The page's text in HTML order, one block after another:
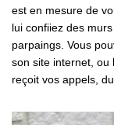
est en mesure de
lui confiiez des
parpaings. Vous
son site internet, ou
reçoit vos appels,